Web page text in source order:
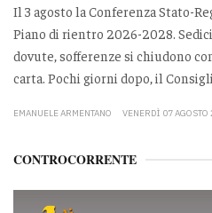
Il 3 agosto la Conferenza Stato-
Piano di rientro 2026-2028.
dovute, sofferenze si chiudono
carta. Pochi giorni dopo, il
EMANUELE ARMENTANO VENERDÌ 07
CONTROCORRENTE